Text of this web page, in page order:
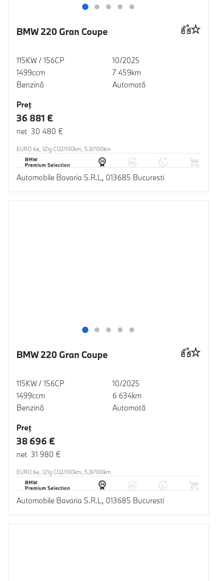
BMW 220 Gran Coupe
115KW / 156CP
1499ccm
Benzină
10/2025
7 459km
Automată
Preţ
36 881 €
net 30 480 €
EURO 6e, 121g CO2/100km, 5.3l/100km
Automobile Bavaria S.R.L, 013685 Bucuresti
BMW 220 Gran Coupe
115KW / 156CP
1499ccm
Benzină
10/2025
6 634km
Automată
Preţ
38 696 €
net 31 980 €
EURO 6e, 121g CO2/100km, 5.3l/100km
Automobile Bavaria S.R.L, 013685 Bucuresti